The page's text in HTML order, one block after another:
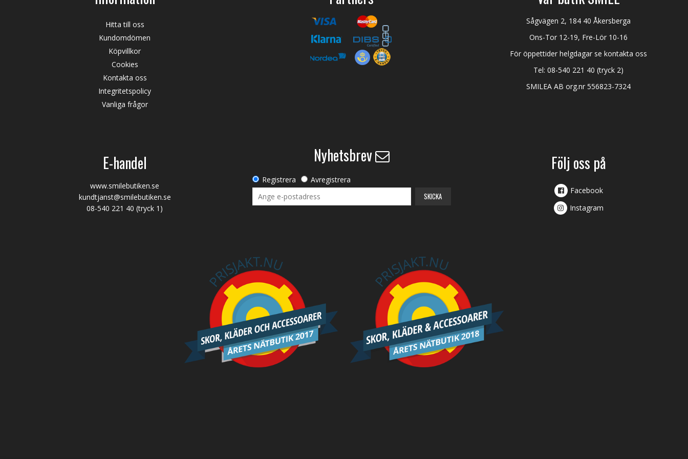
Hitta till oss
Kundomdömen
Köpvillkor
Cookies
Kontakta oss
Integritetspolicy
Vanliga frågor
Sågvägen 2, 184 40 Åkersberga
Ons-Tor 12-19, Fre-Lör 10-16
För öppettider helgdagar se kontakta oss
Tel:08-540 221 40 (tryck 2)
SMILEA AB org.nr 556823-7324
E-handel
www.smilebutiken.se
kundtjanst@smilebutiken.se
08-540 221 40 (tryck 1)
Nyhetsbrev
Registrera Avregistrera
SKICKA
Följ oss på
Facebook
Instagram